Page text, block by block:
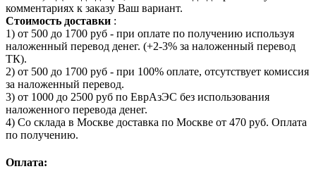
комментариях к заказу Ваш вариант.
Стоимость доставки :
1) от 500 до 1700 руб - при оплате по получению используя
наложенный перевод денег. (+2-3% за наложенный перевод
ТК).
2) от 500 до 1700 руб - при 100% оплате, отсутствует комиссия
за наложенный перевод.
3) от 1000 до 2500 руб по ЕврАзЭС без использования
наложенного перевода денег.
4) Со склада в Москве доставка по Москве от 470 руб. Оплата
по получению.
Оплата: